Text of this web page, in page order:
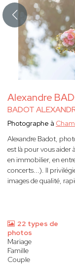
Alexandre
BADOT
Photographe à
Alexandre Badot,
est là pour vous aider
en immobilier, en
concerts...). Il
images de qualité,
22 types de
photos
Mariage
Famille
Couple